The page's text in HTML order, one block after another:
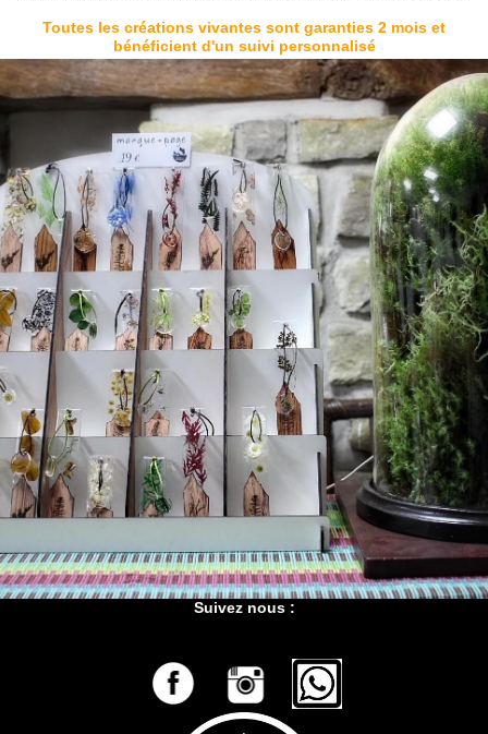
Toutes les créations vivantes sont garanties 2 mois et
bénéficient d'un suivi personnalisé
Suivez nous :